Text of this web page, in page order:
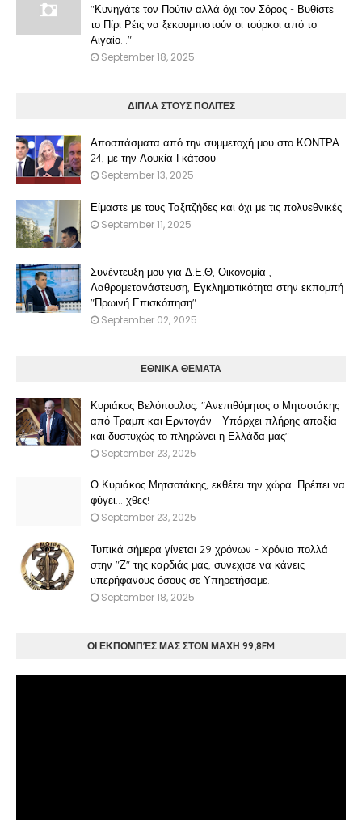
"Κυνηγάτε τον Πούτιν αλλά όχι τον Σόρος - Βυθίστε
το Πίρι Ρέις να ξεκουμπιστούν οι τούρκοι από το
Αιγαίο..."
September 18, 2025
ΔΙΠΛΑ ΣΤΟΥΣ ΠΟΛΙΤΕΣ
Αποσπάσματα από την συμμετοχή μου στο ΚΟΝΤΡΑ
24, με την Λουκία Γκάτσου
September 13, 2025
Είμαστε με τους Ταξιτζήδες και όχι με τις πολυεθνικές
September 11, 2025
Συνέντευξη μου για Δ.Ε.Θ, Οικονομία ,
Λαθρομετανάστευση, Εγκληματικότητα στην εκπομπή
"Πρωινή Επισκόπηση"
September 02, 2025
ΕΘΝΙΚΑ ΘΕΜΑΤΑ
Κυριάκος Βελόπουλος: "Ανεπιθύμητος ο Μητσοτάκης
από Τραμπ και Ερντογάν - Υπάρχει πλήρης απαξία
και δυστυχώς το πληρώνει η Ελλάδα μας"
September 23, 2025
Ο Κυριάκος Μητσοτάκης, εκθέτει την χώρα! Πρέπει να
φύγει… χθες!
September 23, 2025
Τυπικά σήμερα γίνεται 29 χρόνων - Xρόνια πολλά
στην "Ζ" της καρδιάς μας, συνεχισε να κάνεις
υπερήφανους όσους σε Υπηρετήσαμε.
September 18, 2025
ΟΙ ΕΚΠΟΜΠΈΣ ΜΑΣ ΣΤΟΝ ΜΑΧΗ 99,8FM